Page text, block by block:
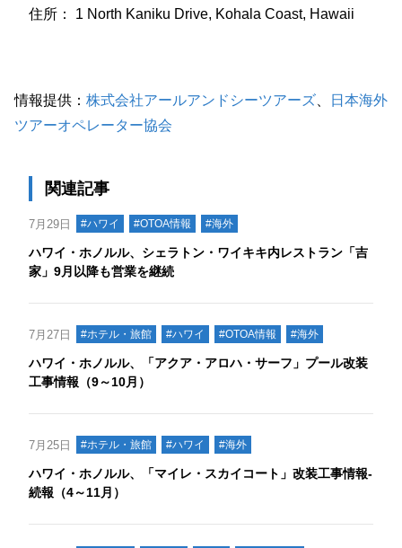
住所： 1 North Kaniku Drive, Kohala Coast, Hawaii
情報提供： 株式会社アールアンドシーツアーズ
日本海外
ツアーオペレーター協会
関連記事
7月29日 #ハワイ #OTOA情報 #海外
ハワイ・ホノルル、シェラトン・ワイキキ内レストラン「吉
家」9月以降も営業を継続
7月27日 #ホテル・旅館 #ハワイ #OTOA情報 #海外
ハワイ・ホノルル、「アクア・アロハ・サーフ」プール改装
工事情報（9～10月）
7月25日 #ホテル・旅館 #ハワイ #海外
ハワイ・ホノルル、「マイレ・スカイコート」改装工事情報‐
続報（4～11月）